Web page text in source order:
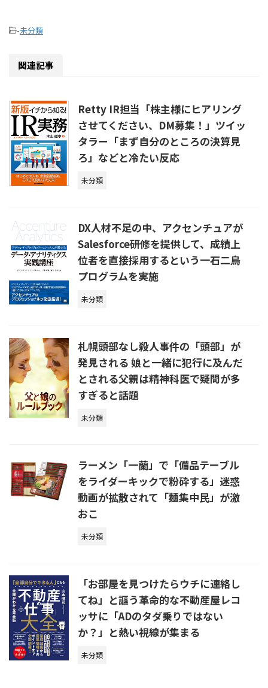
-未分類
関連記事
Retty IR担当「株主様にヒアリング
させてください、DM募集！」ツイッ
タラー「まず自分のところの決算見
ろ」などと冷たい反応
未分類
DX人材不足の中、アクセンチュアが
Salesforce研修を提供して、成績上
位者を直接採用するという一石二鳥
プログラムを実施
未分類
札幌頭部なし殺人事件の「頭部」が
発見される 娘と一緒に犯行に及んだ
とされる父親は精神科医で疑問が多
すぎると話題
未分類
ラーメン「一蘭」で「備品テーブル
をライダーキックで粉砕する」迷惑
動画が拡散されて「麺集中民」が激
おこ
未分類
「お部屋を見つけたらウチに連絡し
てね」と謳う革命的な不動産屋レコ
ッサに「ADのタダ乗りではない
か？」と熱い視線が集まる
未分類